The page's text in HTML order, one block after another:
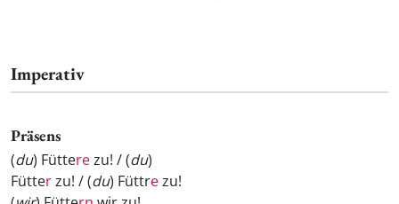
Imperativ
Präsens
(du) Fütterezu! / (du)
Fütterzu! / (du) Füttrezu!